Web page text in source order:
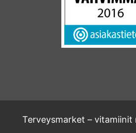
Terveysmarket – vitamiinit